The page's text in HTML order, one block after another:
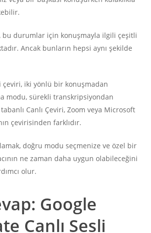
bu durumlar için konuşmayla ilgili çeşitli
Ancak bunların hepsi aynı şekilde
çeviri, iki yönlü bir konuşmadan
modu, sürekli transkripsiyondan
tabanlı Canlı Çeviri, Zoom veya Microsoft
çevirisinden farklıdır.
doğru modu seçmenize ve özel bir
ne zaman daha uygun olabileceğini
olur.
Google
Canlı Sesli